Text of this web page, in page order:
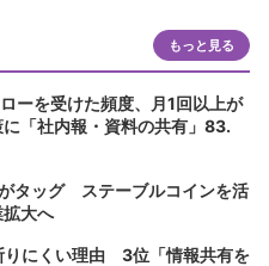
もっと見る
ーを受けた頻度、月1回以上が
「社内報・資料の共有」83.
タッグ ステーブルコインを活
大へ
りにくい理由 3位「情報共有を